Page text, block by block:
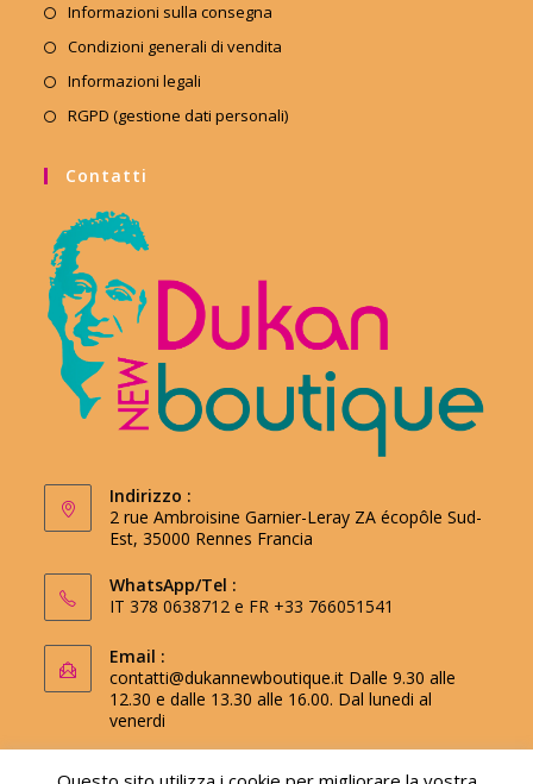
Informazioni sulla consegna
Condizioni generali di vendita
Informazioni legali
RGPD (gestione dati personali)
Contatti
Indirizzo :
2 rue Ambroisine Garnier-Leray ZA écopôle Sud-
Est, 35000 Rennes Francia
WhatsApp/Tel :
IT 378 0638712 e FR +33 766051541
Email :
contatti@dukannewboutique.it Dalle 9.30 alle
12.30 e dalle 13.30 alle 16.00. Dal lunedi al
venerdi